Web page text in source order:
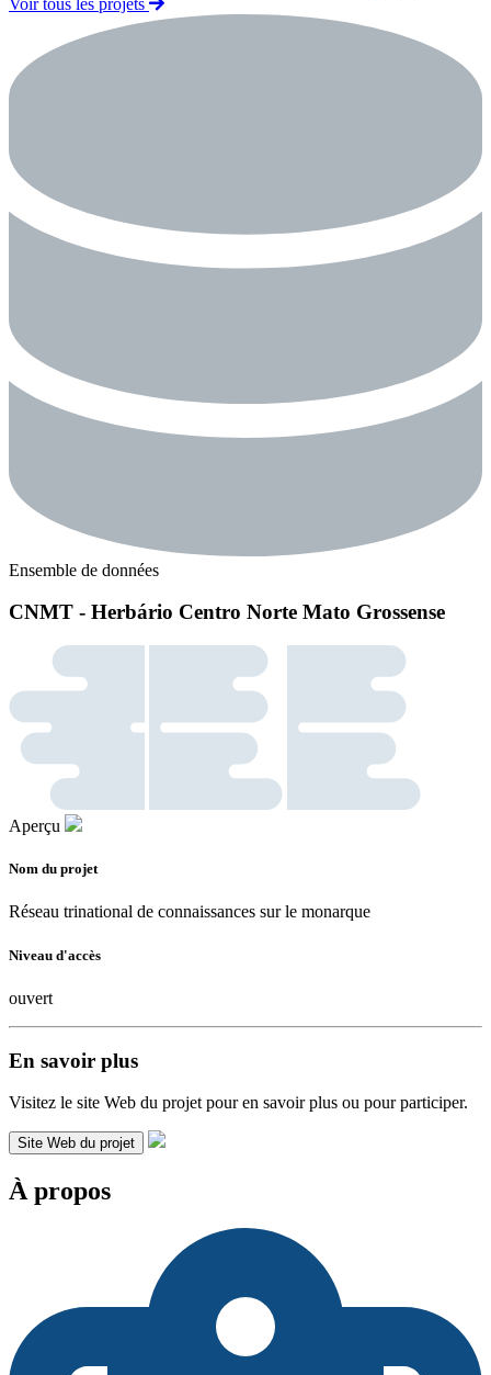
Voir tous les projets
Ensemble de données
CNMT - Herbário Centro Norte Mato Grossense
Aperçu
Nom du projet
Réseau trinational de connaissances sur le monarque
Niveau d'accès
ouvert
En savoir plus
Visitez le site Web du projet pour en savoir plus ou pour participer.
Site Web du projet
À propos